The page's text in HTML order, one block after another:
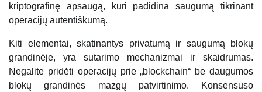
kriptografinę apsaugą, kuri padidina saugumą tikrinant
operacijų autentiškumą.
Kiti elementai, skatinantys privatumą ir saugumą blokų
grandinėje, yra sutarimo mechanizmai ir skaidrumas.
Negalite pridėti operacijų prie „blockchain“ be daugumos
blokų grandinės mazgų patvirtinimo. Konsensuso